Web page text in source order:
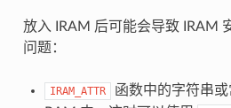
放入 IRAM 后可能会导致 IRAM
问题：
IRAM_ATTR
函数中的字符串